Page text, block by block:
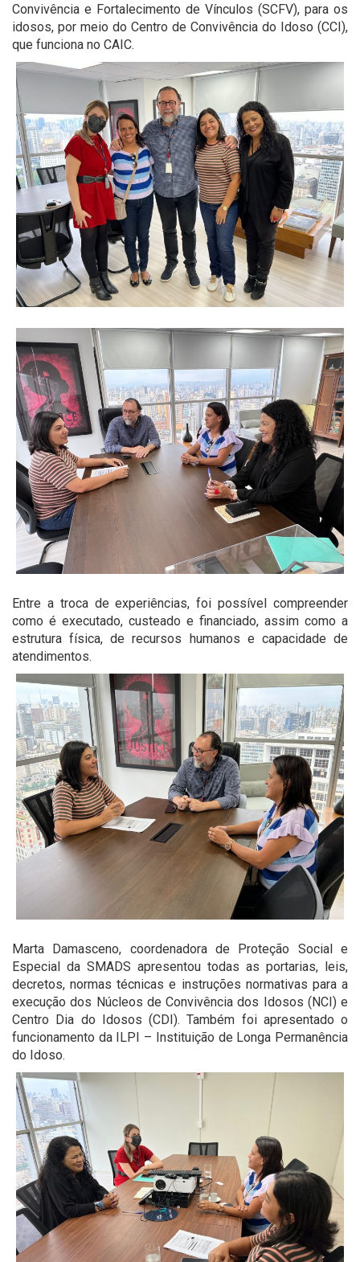
Convivência e Fortalecimento de Vínculos (SCFV), para os
idosos, por meio do Centro de Convivência do Idoso (CCI),
que funciona no CAIC.
Entre a troca de experiências, foi possível compreender
como é executado, custeado e financiado, assim como a
estrutura física, de recursos humanos e capacidade de
atendimentos.
Marta Damasceno, coordenadora de Proteção Social e
Especial da SMADS apresentou todas as portarias, leis,
decretos, normas técnicas e instruções normativas para a
execução dos Núcleos de Convivência dos Idosos (NCI) e
Centro Dia do Idosos (CDI). Também foi apresentado o
funcionamento da ILPI – Instituição de Longa Permanência
do Idoso.